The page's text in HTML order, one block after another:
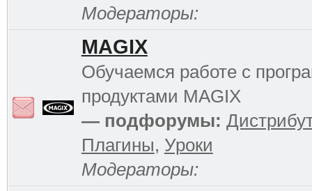
Модераторы:
MAGIX
Обучаемся работе с
продуктами MAGIX
— подфорумы:
Плагины, Уроки
Модераторы: